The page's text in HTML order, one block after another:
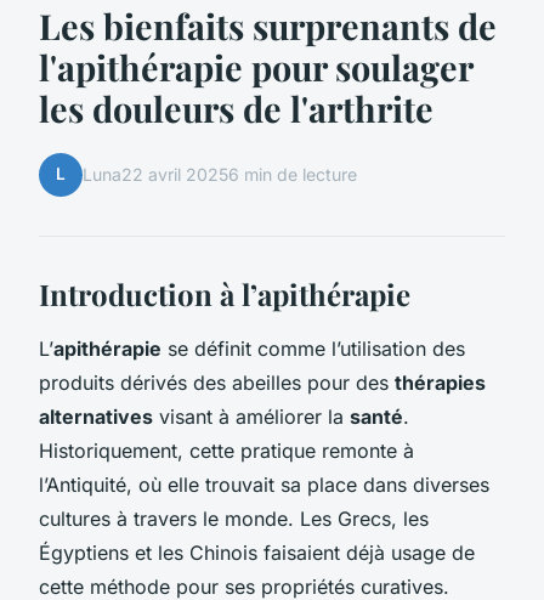
Les bienfaits surprenants de
l'apithérapie pour soulager
les douleurs de l'arthrite
L Luna22 avril 20256 min de lecture
Introduction à l’apithérapie
L’apithérapie se définit comme l’utilisation des
produits dérivés des abeilles pour des thérapies
alternatives visant à améliorer la santé.
Historiquement, cette pratique remonte à
l’Antiquité, où elle trouvait sa place dans diverses
cultures à travers le monde. Les Grecs, les
Égyptiens et les Chinois faisaient déjà usage de
cette méthode pour ses propriétés curatives.